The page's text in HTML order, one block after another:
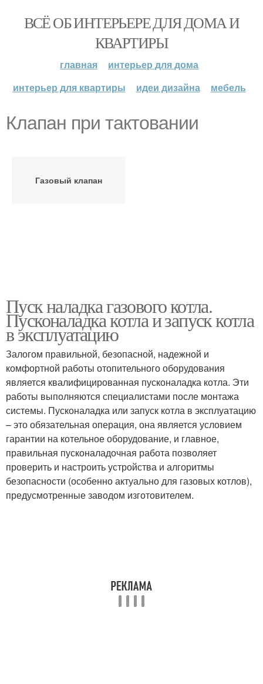
ВСЁ ОБ ИНТЕРЬЕРЕ ДЛЯ ДОМА И
КВАРТИРЫ
главная
интерьер для дома
интерьер для квартиры
идеи дизайна мебель
Клапан при тактовании
Газовый клапан
Пуск наладка газового котла.
Пусконаладка котла и запуск котла
в эксплуатацию
Залогом правильной, безопасной, надежной и
комфортной работы отопительного оборудования
является квалифицированная пусконаладка котла. Эти
работы выполняются специалистами после монтажа
системы. Пусконаладка или запуск котла в эксплуатацию
– это обязательная операция, она является условием
гарантии на котельное оборудование, и главное,
правильная пусконаладочная работа позволяет
проверить и настроить устройства и алгоритмы
безопасности (особенно актуально для газовых котлов),
предусмотренные заводом изготовителем.